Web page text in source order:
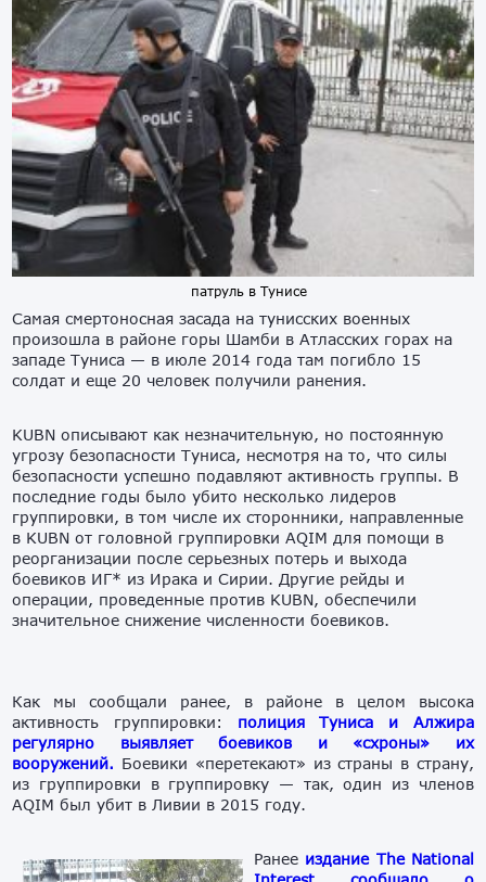
патруль в Тунисе
Самая смертоносная засада на тунисских военных
произошла в районе горы Шамби в Атласских горах на
западе Туниса — в июле 2014 года там погибло 15
солдат и еще 20 человек получили ранения.
KUBN описывают как незначительную, но постоянную
угрозу безопасности Туниса, несмотря на то, что силы
безопасности успешно подавляют активность группы. В
последние годы было убито несколько лидеров
группировки, в том числе их сторонники, направленные
в KUBN от головной группировки AQIM для помощи в
реорганизации после серьезных потерь и выхода
боевиков ИГ* из Ирака и Сирии. Другие рейды и
операции, проведенные против KUBN, обеспечили
значительное снижение численности боевиков.
Как мы сообщали ранее, в районе в целом высока
активность группировки: полиция Туниса и Алжира
регулярно выявляет боевиков и «схроны» их
вооружений. Боевики «перетекают» из страны в страну,
из группировки в группировку — так, один из членов
AQIM был убит в Ливии в 2015 году.
Ранее издание The National